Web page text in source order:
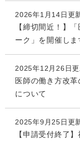
2026年1月14日更
【締切間近！】
ーク」を開催しま
2025年12月26日
医師の働き方改
について
2025年9月25日更
【申請受付終了